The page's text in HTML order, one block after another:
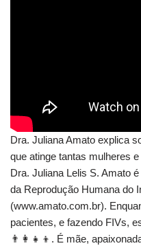
Dra. Juliana Amato explica
que atinge tantas mulheres
Dra. Juliana Lelis S. Amato
da Reprodução Humana do
(www.amato.com.br).
pacientes, e fazendo FIVs,
👨‍👩‍👧‍👦. É mãe,